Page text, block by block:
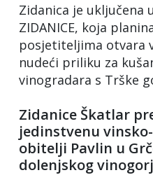
Zidanica je uključena
ZIDANICE, koja
posjetiteljima otvara
nudeći priliku za
vinogradara s Trške
Zidanice Škatlar
jedinstvenu
obitelji Pavlin u
dolenjskog